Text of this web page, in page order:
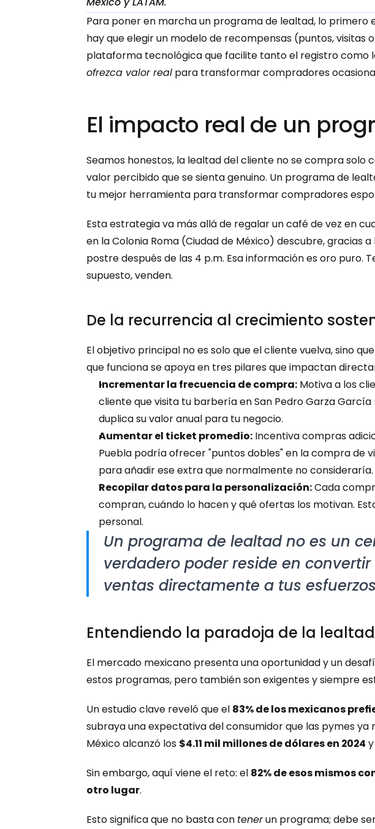
Para poner en marcha un programa de lealtad, lo
hay que elegir un modelo de recompensas (puntos,
plataforma tecnológica que facilite tanto el registro como
ofrezca valor real para transformar compradores
El impacto real de un
Seamos honestos, la lealtad del cliente no se compra solo
valor percibido que se sienta genuino. Un programa de
tu mejor herramienta para transformar compradores
Esta estrategia va más allá de regalar un café de vez en
en la Colonia Roma (Ciudad de México) descubre, gracias
postre después de las 4 p.m. Esa información es oro
supuesto, venden.
De la recurrencia al crecimiento
El objetivo principal no es solo que el cliente vuelva, sino
que funciona se apoya en tres pilares que impactan
Incrementar la frecuencia de compra: Motiva a los
cliente que visita tu barbería en San Pedro Garza
duplica su valor anual para tu negocio.
Aumentar el ticket promedio: Incentiva compras
Puebla podría ofrecer "puntos dobles" en la compra de
para añadir ese extra que normalmente no consideraría.
Recopilar datos para la personalización: Cada
compran, cuándo lo hacen y qué ofertas los motivan.
personal.
Un programa de lealtad no es un
verdadero poder reside en
ventas directamente a tus
Entendiendo la paradoja de la
El mercado mexicano presenta una oportunidad y un
estos programas, pero también son exigentes y siempre
Un estudio clave reveló que el 83% de los mexicanos
subraya una expectativa del consumidor que las pymes
México alcanzó los $4.11 mil millones de dólares en 2024
Sin embargo, aquí viene el reto: el 82% de esos mismos
otro lugar.
Esto significa que no basta con tener un programa; debe